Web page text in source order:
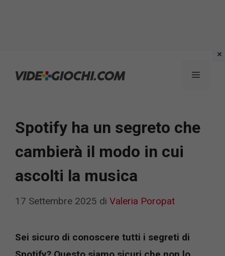
Menu
Spotify ha un segreto che
cambierà il modo in cui
ascolti la musica
17 Settembre 2025 di Valeria Poropat
Sei sicuro di conoscere tutti i segreti di